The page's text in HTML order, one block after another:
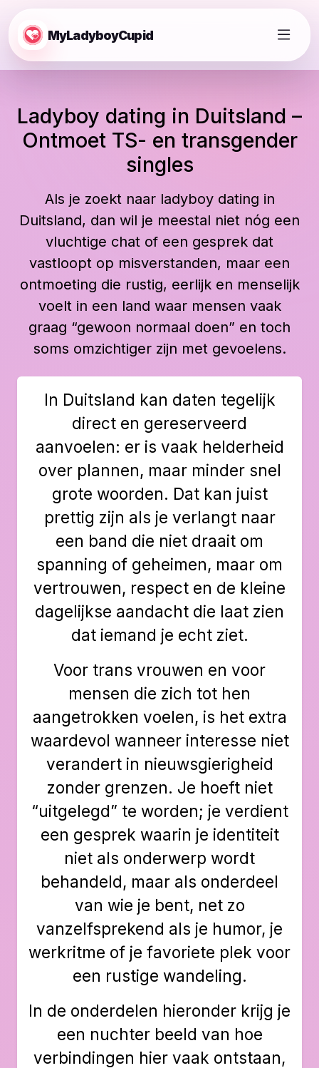
MyLadyboyCupid
Ladyboy dating in Duitsland –
Ontmoet TS- en transgender
singles
Als je zoekt naar ladyboy dating in
Duitsland, dan wil je meestal niet nóg een
vluchtige chat of een gesprek dat
vastloopt op misverstanden, maar een
ontmoeting die rustig, eerlijk en menselijk
voelt in een land waar mensen vaak
graag “gewoon normaal doen” en toch
soms omzichtiger zijn met gevoelens.
In Duitsland kan daten tegelijk
direct en gereserveerd
aanvoelen: er is vaak helderheid
over plannen, maar minder snel
grote woorden. Dat kan juist
prettig zijn als je verlangt naar
een band die niet draait om
spanning of geheimen, maar om
vertrouwen, respect en de kleine
dagelijkse aandacht die laat zien
dat iemand je echt ziet.
Voor trans vrouwen en voor
mensen die zich tot hen
aangetrokken voelen, is het extra
waardevol wanneer interesse niet
verandert in nieuwsgierigheid
zonder grenzen. Je hoeft niet
“uitgelegd” te worden; je verdient
een gesprek waarin je identiteit
niet als onderwerp wordt
behandeld, maar als onderdeel
van wie je bent, net zo
vanzelfsprekend als je humor, je
werkritme of je favoriete plek voor
een rustige wandeling.
In de onderdelen hieronder krijg je
een nuchter beeld van hoe
verbindingen hier vaak ontstaan,